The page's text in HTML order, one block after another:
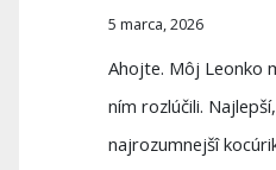
5 marca, 2026
Ahojte. Môj Leonko
ním rozlúčili.
najrozumnejšî